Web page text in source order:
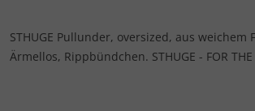
STHUGE Pullunder, oversized, aus
Ärmellos, Rippbündchen. STHUGE - FOR THE